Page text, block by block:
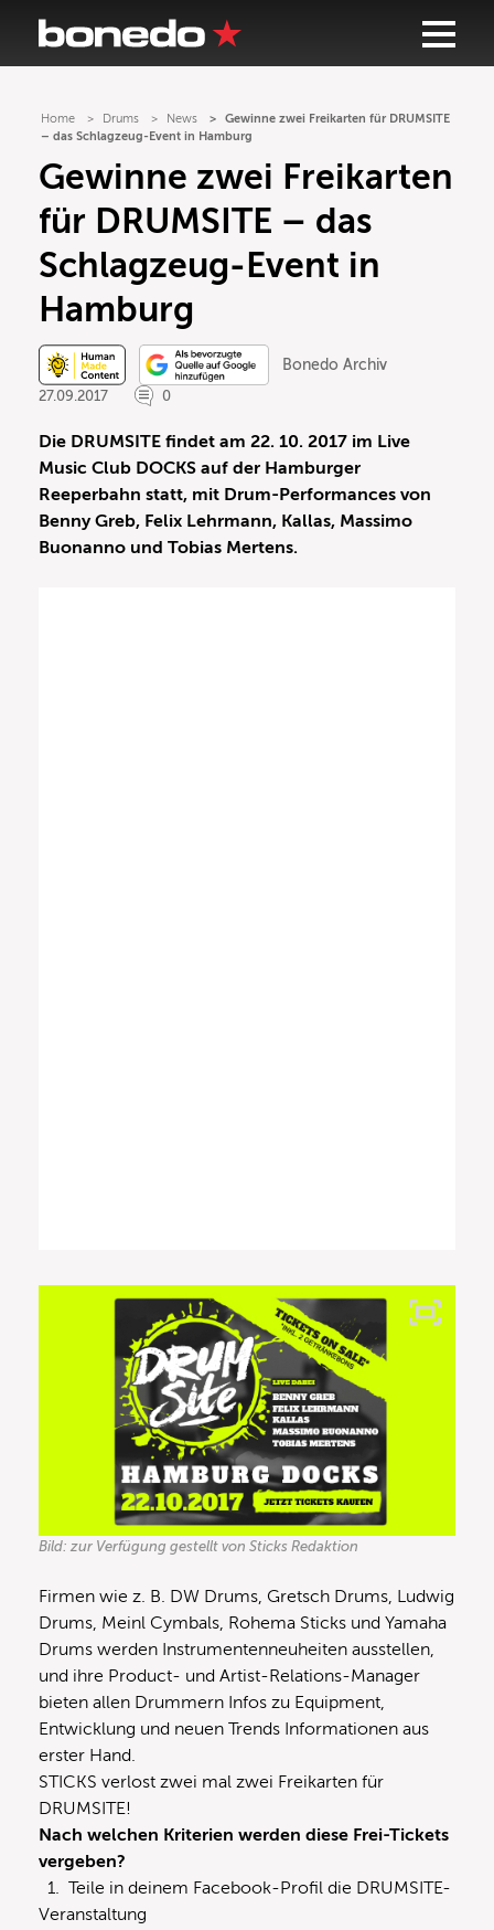
Home Drums News
Gewinne zwei Freikarten für DRUMSITE
– das Schlagzeug-Event in Hamburg
Gewinne zwei Freikarten
für DRUMSITE – das
Schlagzeug-Event in
Hamburg
Bonedo Archiv
27.09.2017
0
Die DRUMSITE findet am 22. 10. 2017 im Live
Music Club DOCKS auf der Hamburger
Reeperbahn statt, mit Drum-Performances von
Benny Greb, Felix Lehrmann, Kallas, Massimo
Buonanno und Tobias Mertens.
Bild: zur Verfügung gestellt von Sticks Redaktion
Firmen wie z. B. DW Drums, Gretsch Drums, Ludwig
Drums, Meinl Cymbals, Rohema Sticks und Yamaha
Drums werden Instrumentenneuheiten ausstellen,
und ihre Product- und Artist-Relations-Manager
bieten allen Drummern Infos zu Equipment,
Entwicklung und neuen Trends Informationen aus
erster Hand.
STICKS verlost zwei mal zwei Freikarten für
DRUMSITE!
Nach welchen Kriterien werden diese Frei-Tickets
vergeben?
1. Teile in deinem Facebook-Profil die DRUMSITE-
Veranstaltung